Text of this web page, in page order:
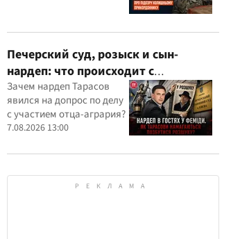
Печерский суд, розыск и сын-
нардеп: что происходит с
уголовными производствами с
участием агробарона Тарасова?
Зачем нардеп Тарасов
явился на допрос по делу
с участием отца-агрария?
7.08.2026 13:00